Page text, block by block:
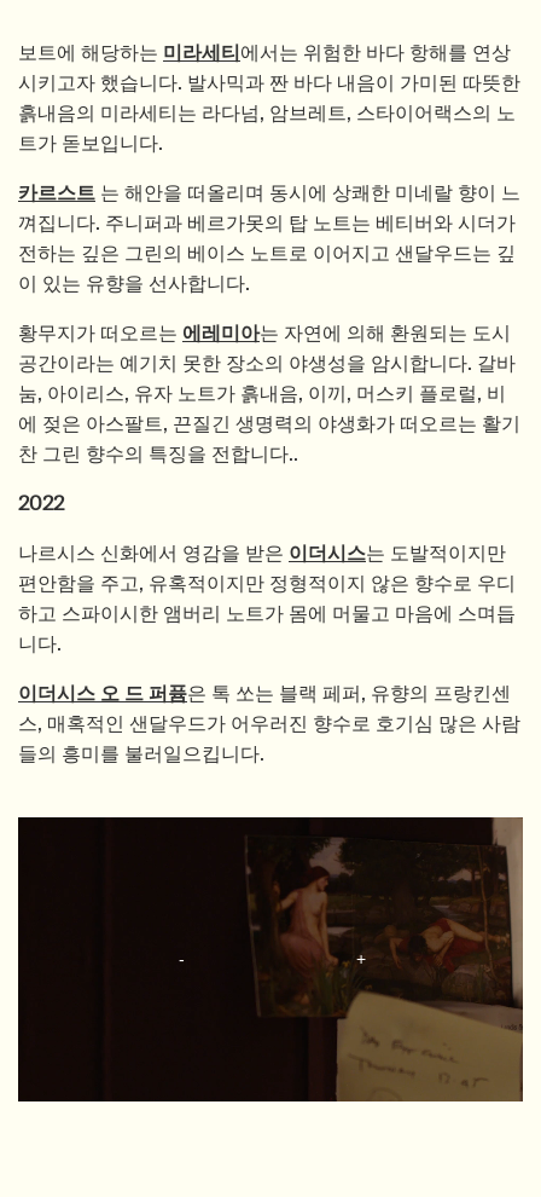
보트에 해당하는 미라세티에서는 위험한 바다 항해를 연상
시키고자 했습니다. 발사믹과 짠 바다 내음이 가미된 따뜻한
흙내음의 미라세티는 라다넘, 암브레트, 스타이어랙스의 노
트가 돋보입니다.
카르스트 는 해안을 떠올리며 동시에 상쾌한 미네랄 향이 느
껴집니다. 주니퍼과 베르가못의 탑 노트는 베티버와 시더가
전하는 깊은 그린의 베이스 노트로 이어지고 샌달우드는 깊
이 있는 유향을 선사합니다.
황무지가 떠오르는 에레미아는 자연에 의해 환원되는 도시
공간이라는 예기치 못한 장소의 야생성을 암시합니다. 갈바
눔, 아이리스, 유자 노트가 흙내음, 이끼, 머스키 플로럴, 비
에 젖은 아스팔트, 끈질긴 생명력의 야생화가 떠오르는 활기
찬 그린 향수의 특징을 전합니다..
2022
나르시스 신화에서 영감을 받은 이더시스는 도발적이지만
편안함을 주고, 유혹적이지만 정형적이지 않은 향수로 우디
하고 스파이시한 앰버리 노트가 몸에 머물고 마음에 스며듭
니다.
이더시스 오 드 퍼퓸은 톡 쏘는 블랙 페퍼, 유향의 프랑킨센
스, 매혹적인 샌달우드가 어우러진 향수로 호기심 많은 사람
들의 흥미를 불러일으킵니다.